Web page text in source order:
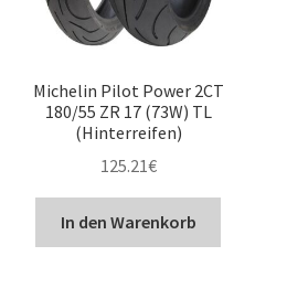
Michelin Pilot Power 2CT
180/55 ZR 17 (73W) TL
(Hinterreifen)
125.21€
In den Warenkorb